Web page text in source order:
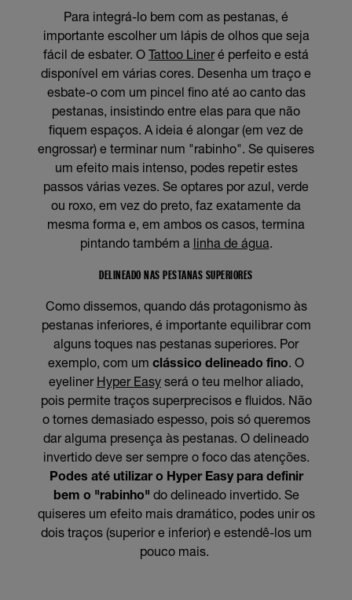
Para integrá-lo bem com as pestanas, é
importante escolher um lápis de olhos que seja
fácil de esbater. O Tattoo Lineré perfeito e está
disponível em várias cores. Desenha um traço e
esbate-o com um pincel fino até ao canto das
pestanas, insistindo entre elas para que não
fiquem espaços. A ideia é alongar (em vez de
engrossar) e terminar num "rabinho". Se quiseres
um efeito mais intenso, podes repetir estes
passos várias vezes. Se optares por azul, verde
ou roxo, em vez do preto, faz exatamente da
mesma forma e, em ambos os casos, termina
pintando também a linha de água.
DELINEADO NAS PESTANAS SUPERIORES
Como dissemos, quando dás protagonismo às
pestanas inferiores, é importante equilibrar com
alguns toques nas pestanas superiores. Por
exemplo, com um clássico delineado fino. O
eyeliner Hyper Easy será o teu melhor aliado,
pois permite traços superprecisos e fluidos. Não
o tornes demasiado espesso, pois só queremos
dar alguma presença às pestanas. O delineado
invertido deve ser sempre o foco das atenções.
Podes até utilizar o Hyper Easy para definir
bem o "rabinho" do delineado invertido. Se
quiseres um efeito mais dramático, podes unir os
dois traços (superior e inferior) e estendê-los um
pouco mais.